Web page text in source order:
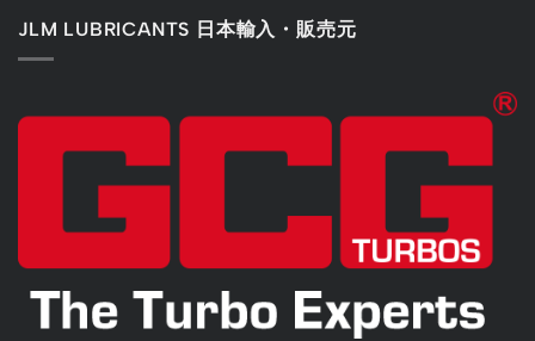
JLM LUBRICANTS 日本輸入・販売元